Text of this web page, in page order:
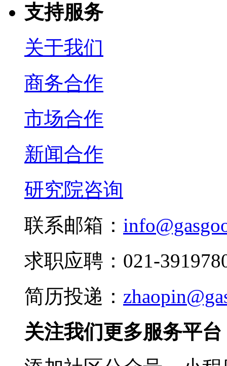
支持服务
关于我们
商务合作
市场合作
新闻合作
研究院咨询
联系邮箱：
求职应聘：021-
简历投递：
关注我们更多服务平台